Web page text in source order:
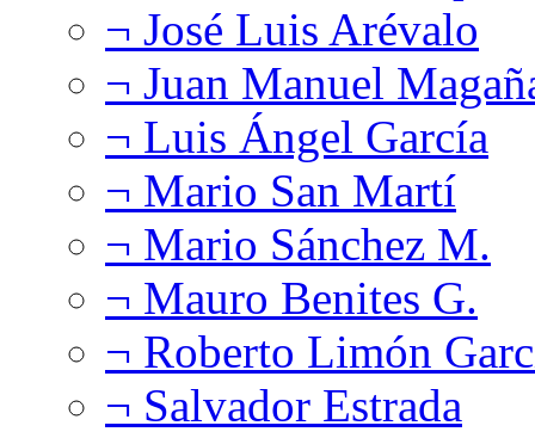
¬ José Luis Arévalo
¬ Juan Manuel
¬ Luis Ángel García
¬ Mario San Martí
¬ Mario Sánchez M.
¬ Mauro Benites G.
¬ Roberto Limón
¬ Salvador Estrada